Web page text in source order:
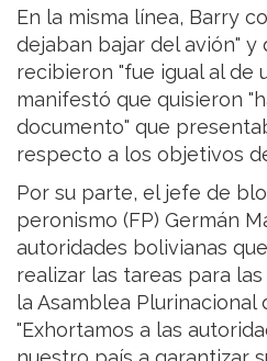
En la misma línea, Barry
dejaban bajar del avión" y
recibieron "fue igual al de
manifestó que quisieron
documento" que
respecto a los objetivos
Por su parte, el jefe de
peronismo (FP) Germán
autoridades bolivianas
realizar las tareas para
la Asamblea Plurinacional
"Exhortamos a las